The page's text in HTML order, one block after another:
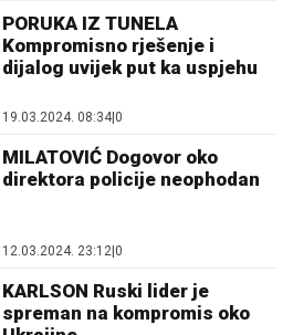
PORUKA IZ TUNELA
Kompromisno rješenje i
dijalog uvijek put ka uspjehu
19.03.2024. 08:34 0
MILATOVIĆ Dogovor oko
direktora policije neophodan
12.03.2024. 23:12 0
KARLSON Ruski lider je
spreman na kompromis oko